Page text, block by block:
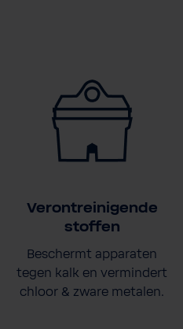
Verontreinigende
stoffen
Beschermt apparaten
tegen kalk en vermindert
chloor & zware metalen.